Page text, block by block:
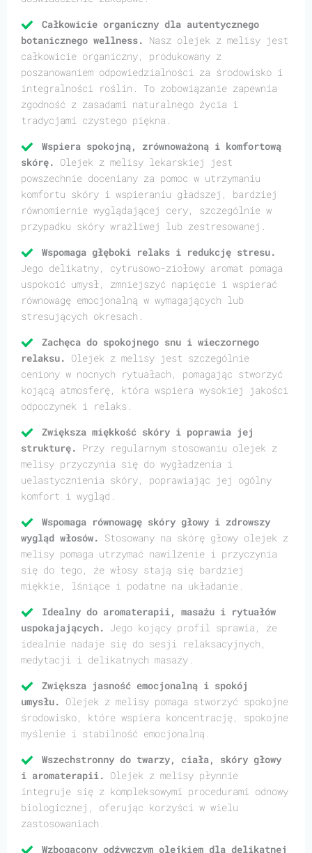
Całkowicie organiczny dla autentycznego
botanicznego wellness. Nasz olejek z melisy jest
całkowicie organiczny, produkowany z
poszanowaniem odpowiedzialności za środowisko i
integralności roślin. To zobowiązanie zapewnia
zgodność z zasadami naturalnego życia i
tradycjami czystego piękna.
Wspiera spokojną, zrównoważoną i komfortową
skórę. Olejek z melisy lekarskiej jest
powszechnie doceniany za pomoc w utrzymaniu
komfortu skóry i wspieraniu gładszej, bardziej
równomiernie wyglądającej cery, szczególnie w
przypadku skóry wrażliwej lub zestresowanej.
Wspomaga głęboki relaks i redukcję stresu.
Jego delikatny, cytrusowo-ziołowy aromat pomaga
uspokoić umysł, zmniejszyć napięcie i wspierać
równowagę emocjonalną w wymagających lub
stresujących okresach.
Zachęca do spokojnego snu i wieczornego
relaksu. Olejek z melisy jest szczególnie
ceniony w nocnych rytuałach, pomagając stworzyć
kojącą atmosferę, która wspiera wysokiej jakości
odpoczynek i relaks.
Zwiększa miękkość skóry i poprawia jej
strukturę. Przy regularnym stosowaniu olejek z
melisy przyczynia się do wygładzenia i
uelastycznienia skóry, poprawiając jej ogólny
komfort i wygląd.
Wspomaga równowagę skóry głowy i zdrowszy
wygląd włosów. Stosowany na skórę głowy olejek z
melisy pomaga utrzymać nawilżenie i przyczynia
się do tego, że włosy stają się bardziej
miękkie, lśniące i podatne na układanie.
Idealny do aromaterapii, masażu i rytuałów
uspokajających. Jego kojący profil sprawia, że
idealnie nadaje się do sesji relaksacyjnych,
medytacji i delikatnych masaży.
Zwiększa jasność emocjonalną i spokój
umysłu. Olejek z melisy pomaga stworzyć spokojne
środowisko, które wspiera koncentrację, spokojne
myślenie i stabilność emocjonalną.
Wszechstronny do twarzy, ciała, skóry głowy
i aromaterapii. Olejek z melisy płynnie
integruje się z kompleksowymi procedurami odnowy
biologicznej, oferując korzyści w wielu
zastosowaniach.
Wzbogacony odżywczym olejkiem dla delikatnej